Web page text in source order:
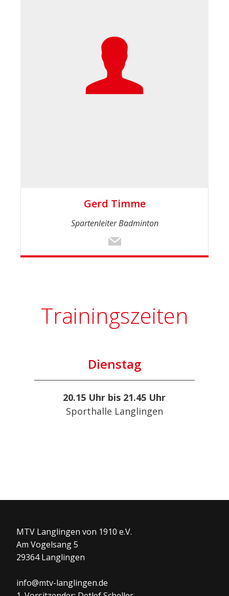
Gerd Timme
Spartenleiter Badminton
Trainingszeiten
Dienstag
20.15 Uhr bis 21.45 Uhr
Sporthalle Langlingen
MTV Langlingen von 1910 e.V.
Am Vogelsang 5
29364 Langlingen
info@mtv-langlingen.de